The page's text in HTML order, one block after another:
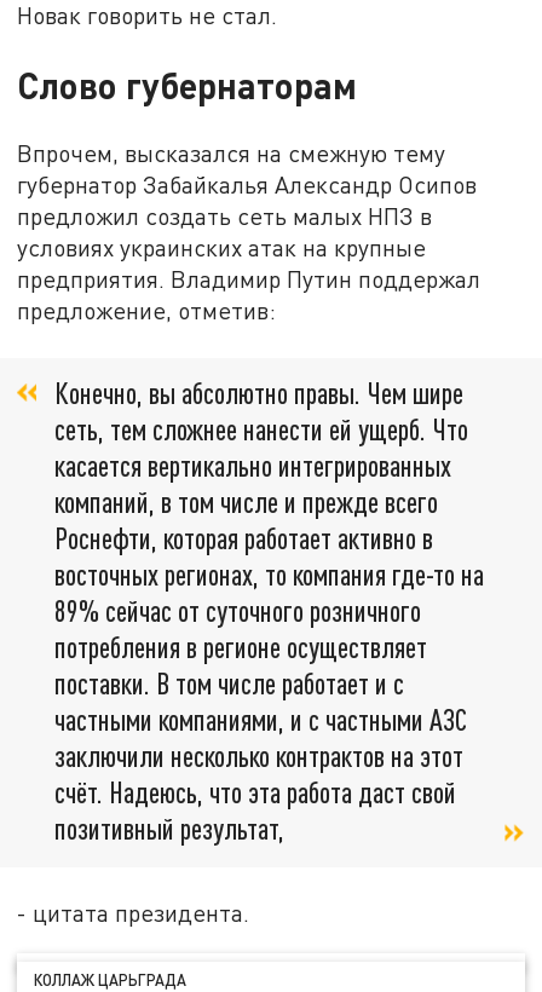
Новак говорить не стал.
Слово губернаторам
Впрочем, высказался на смежную тему
губернатор Забайкалья Александр Осипов
предложил создать сеть малых НПЗ в
условиях украинских атак на крупные
предприятия. Владимир Путин поддержал
предложение, отметив:
Конечно, вы абсолютно правы. Чем шире
сеть, тем сложнее нанести ей ущерб. Что
касается вертикально интегрированных
компаний, в том числе и прежде всего
Роснефти, которая работает активно в
восточных регионах, то компания где-то на
89% сейчас от суточного розничного
потребления в регионе осуществляет
поставки. В том числе работает и с
частными компаниями, и с частными АЗС
заключили несколько контрактов на этот
счёт. Надеюсь, что эта работа даст свой
позитивный результат,
- цитата президента.
КОЛЛАЖ ЦАРЬГРАДА